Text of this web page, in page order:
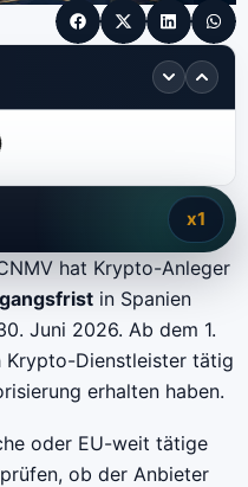
x1
hat Krypto-Anleger
in Spanien
Juni 2026. Ab dem 1.
Krypto-Dienstleister tätig
erhalten haben.
oder EU-weit tätige
ob der Anbieter